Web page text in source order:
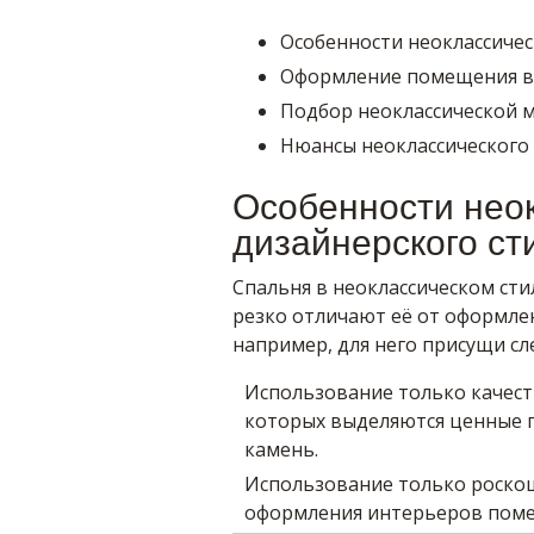
Особенности
Оформление помещения в
Подбор неоклассической
Нюансы
Особенности
дизайнерского
Спальня в неоклассическом
резко отличают её от
например, для него присущи
Использование только
которых выделяются ценные
камень.
Использование только
оформления интерьеров